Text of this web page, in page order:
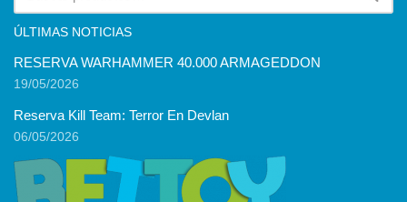
ÚLTIMAS NOTICIAS
RESERVA WARHAMMER 40.000 ARMAGEDDON
19/05/2026
Reserva Kill Team: Terror En Devlan
06/05/2026